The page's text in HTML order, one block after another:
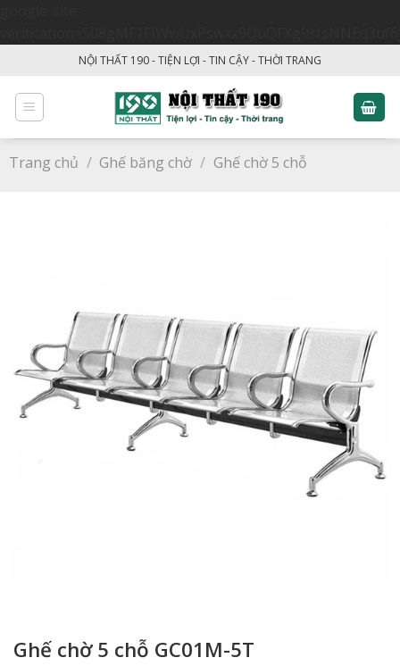
content
NỘI THẤT 190 - TIỆN LỢI - TIN CẬY - THỜI TRANG
Trang chủ / Ghế băng chờ / Ghế chờ 5 chỗ
Ghế chờ 5 chỗ GC01M-5T